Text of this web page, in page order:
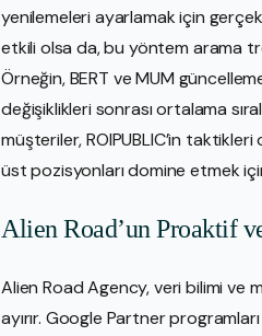
yenilemeleri ayarlamak için
etkili olsa da, bu yöntem arama
Örneğin, BERT ve MUM
değişiklikleri sonrası ortalama
müşteriler, ROIPUBLIC’in
üst pozisyonları domine etmek
Alien Road’un Proaktif
Alien Road Agency, veri bilimi ve
ayırır. Google Partner